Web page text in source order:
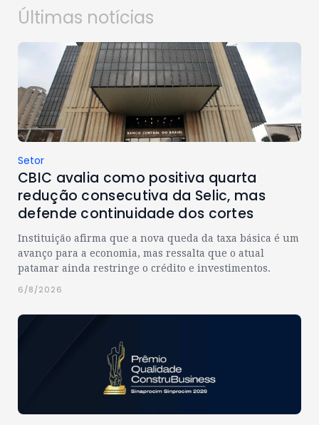
Últimas notícias
Setor
CBIC avalia como positiva quarta
redução consecutiva da Selic, mas
defende continuidade dos cortes
Instituição afirma que a nova queda da taxa básica é um
avanço para a economia, mas ressalta que o atual
patamar ainda restringe o crédito e investimentos.
6/8/2026